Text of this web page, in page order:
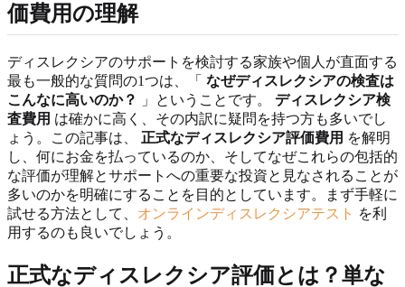
価費用の理解
ディスレクシアのサポートを検討する家族や個人が直面する
最も一般的な質問の1つは、「 なぜディスレクシアの検査は
こんなに高いのか？
」ということです。 ディスレクシア検
査費用 は確かに高く、その内訳に疑問を持つ方も多いでし
ょう。この記事は、 正式なディスレクシア評価費用 を解明
し、何にお金を払っているのか、そしてなぜこれらの包括的
な評価が理解とサポートへの重要な投資と見なされることが
多いのかを明確にすることを目的としています。まず手軽に
試せる方法として、 オンラインディスレクシアテスト を利
用するのも良いでしょう。
正式なディスレクシア評価とは？単な